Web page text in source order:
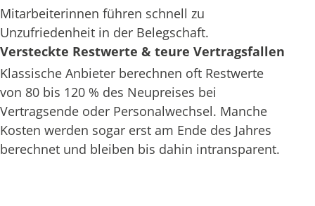
Mitarbeiterinnen führen schnell zu
Unzufriedenheit in der Belegschaft.
Versteckte Restwerte & teure Vertragsfallen
Klassische Anbieter berechnen oft Restwerte
von 80 bis 120 % des Neupreises bei
Vertragsende oder Personalwechsel. Manche
Kosten werden sogar erst am Ende des Jahres
berechnet und bleiben bis dahin intransparent.